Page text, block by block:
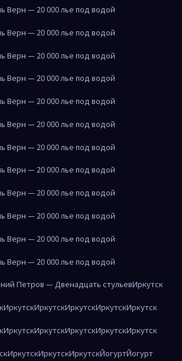
Верн — 20 000 лье под водой
Верн — 20 000 лье под водой
Верн — 20 000 лье под водой
Верн — 20 000 лье под водой
Верн — 20 000 лье под водой
Верн — 20 000 лье под водой
Верн — 20 000 лье под водой
Верн — 20 000 лье под водой
Верн — 20 000 лье под водой
Верн — 20 000 лье под водой
Верн — 20 000 лье под водой
Верн — 20 000 лье под водой
Петров — Двенадцать стульевИркутск
ИркутскИркутскИркутскИркутскИркутск
ИркутскИркутскИркутскИркутскИркутск
ИркутскИркутскИркутскЙогуртЙогурт